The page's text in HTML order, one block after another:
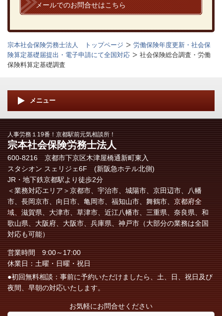
メールでのお問合せはこちら
宗本社会保険労務士法人 トップページ
労働保険年度更新・社会保
険算定基礎届提出・電子申請にて全国対応
社会保険総合調査・労働
保険料算定基礎調査
メニュー
人事労務１19番！京都駅前元気相談所！
宗本社会保険労務士法人
600-8216 京都市下京区木津屋橋通新町東入
スタシオン スェリジェ6F (新阪急ホテル北側)
JR・地下鉄京都駅より徒歩2分
＜業務対応エリア＞京都市、宇治市、城陽市、京田辺市、八幡
市、長岡京市、向日市、亀岡市、福知山市、舞鶴市、 京都府全
域、 滋賀県、大津市、草津市、近江八幡市、三重県、奈良県、和
歌山県、大阪府、大阪市、兵庫県、神戸市（大部分の業務は全国
対応も可能）
営業時間 9:00～17:00
休業日：土曜・日曜・祝日
●初回無料相談：事前に予約いただけましたら、土、日、祝日及び
夜間、早朝の対応いたします。
お気軽にお問合せください